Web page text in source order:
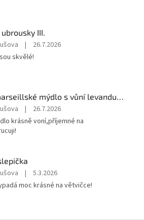
III.
|
26.7.2026
skvělé!
Tekuté marseillské mýdlo s vůní levandule 1l
|
26.7.2026
krásně voní,příjemné na
|
5.3.2026
moc krásné na větvičce!